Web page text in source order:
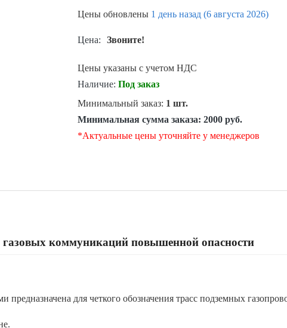
Цены обновлены 1 день назад (6 августа 2026)
Цена: Звоните!
Цены указаны с учетом НДС
Наличие: Под заказ
Минимальный заказ: 1 шт.
Минимальная сумма заказа: 2000 руб.
*Актуальные цены уточняйте у менеджеров
коммуникаций повышенной опасности
предназначена для четкого обозначения трасс подземных